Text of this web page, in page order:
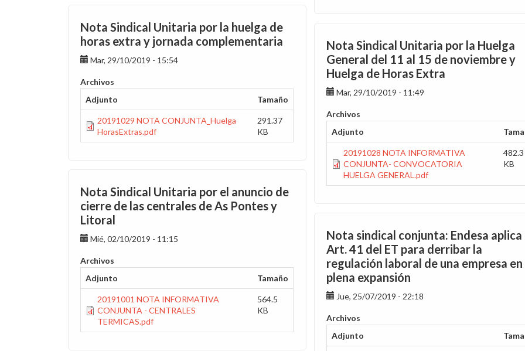
Nota Sindical Unitaria por la huelga de
horas extra y jornada complementaria
Mar, 29/10/2019 - 15:54
Archivos
Adjunto
Tamaño
20191029 NOTA CONJUNTA_Huelga
HorasExtras.pdf
291.37
KB
Nota Sindical Unitaria por la Huelga
General del 11 al 15 de noviembre y
Huelga de Horas Extra
Mar, 29/10/2019 - 11:49
Archivos
Adjunto
20191028 NOTA INFORMATIVA
CONJUNTA- CONVOCATORIA
HUELGA GENERAL.pdf
482.3
KB
Nota Sindical Unitaria por el anuncio de
cierre de las centrales de As Pontes y
Litoral
Mié, 02/10/2019 - 11:15
Archivos
Adjunto
Tamaño
20191001 NOTA INFORMATIVA
CONJUNTA - CENTRALES
TERMICAS.pdf
564.5
KB
Nota sindical conjunta: Endesa aplica
Art. 41 del ET para derribar la
regulación laboral de una empresa en
plena expansión
Jue, 25/07/2019 - 22:18
Archivos
Adjunto